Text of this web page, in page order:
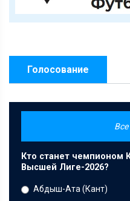
Голосование
Кто станет чемпионом
Высшей Лиге-2026?
Абдыш-Ата (Кант)